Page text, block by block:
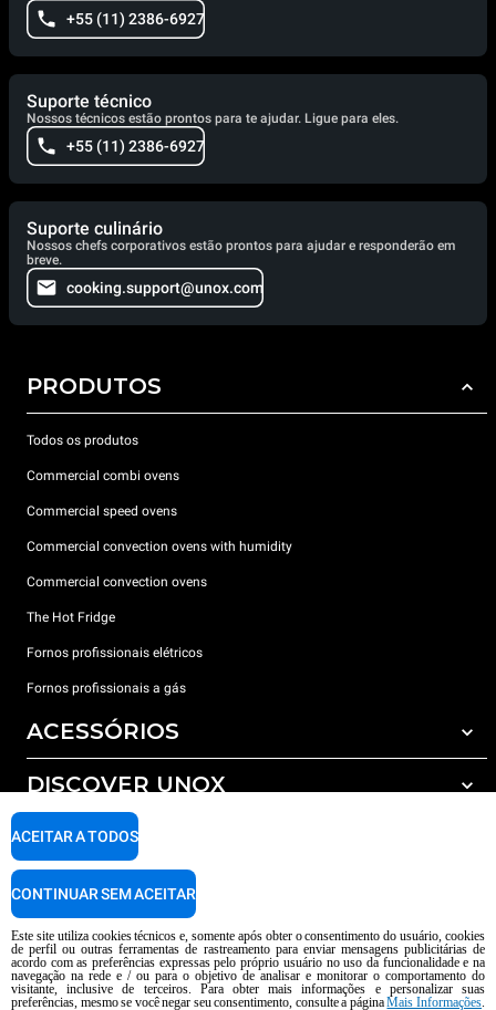
+55 (11) 2386-6927
Suporte técnico
Nossos técnicos estão prontos para te ajudar. Ligue para eles.
+55 (11) 2386-6927
Suporte culinário
Nossos chefs corporativos estão prontos para ajudar e responderão em
breve.
cooking.support@unox.com
PRODUTOS
Todos os produtos
Commercial combi ovens
Commercial speed ovens
Commercial convection ovens with humidity
Commercial convection ovens
The Hot Fridge
Fornos profissionais elétricos
Fornos profissionais a gás
ACESSÓRIOS
Todos os acessórios
Detergents for automatic washing
Detergents for manual washing
Water treatment with resin filters
DISCOVER UNOX
Os nossos escritórios no mundo
SUPPORT
Garantia Unox
Encontre os Centros Service
AI Content Disclaimer Privacy policy Cookie policy
Este site utiliza cookies técnicos e, somente após obter o consentimento do usuário, cookies
de perfil ou outras ferramentas de rastreamento para enviar mensagens publicitárias de
acordo com as preferências expressas pelo próprio usuário no uso da funcionalidade e na
navegação na rede e / ou para o objetivo de analisar e monitorar o comportamento do
visitante, inclusive de terceiros. Para obter mais informações e personalizar suas
preferências, mesmo se você negar seu consentimento, consulte a páginaMais Informações.
ACEITAR A TODOS
CONTINUAR SEM ACEITAR